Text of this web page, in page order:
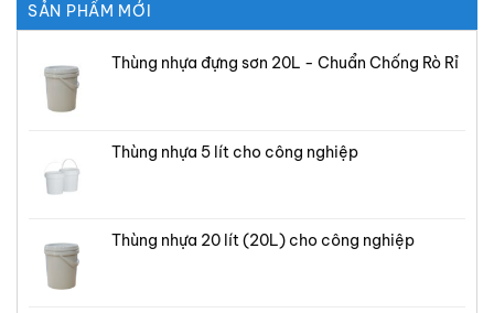
SẢN PHẨM MỚI
Thùng nhựa đựng sơn 20L - Chuẩn Chống Rò Rỉ
Thùng nhựa 5 lít cho công nghiệp
Thùng nhựa 20 lít (20L) cho công nghiệp